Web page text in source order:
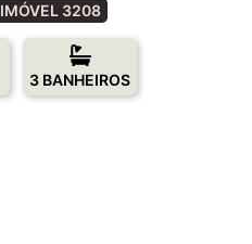
IMÓVEL 3208
3 BANHEIROS